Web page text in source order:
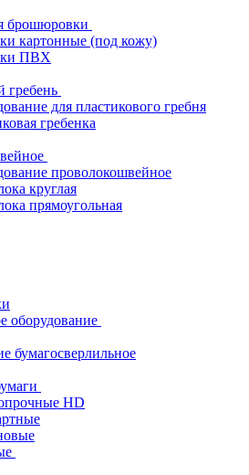
брошюровки
картонные (под кожу)
ПВХ
гребень
для пластикового гребня
гребенка
проволокошвейное
круглая
прямоугольная
оборудование
бумагосверлильное
HD